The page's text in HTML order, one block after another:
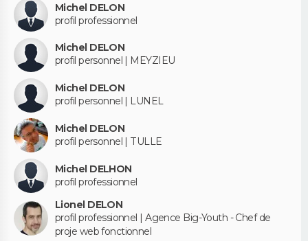
Michel DELON
profil professionnel
Michel DELON
profil personnel | MEYZIEU
Michel DELON
profil personnel | LUNEL
Michel DELON
profil personnel | TULLE
Michel DELHON
profil professionnel
Lionel DELON
profil professionnel | Agence Big-Youth - Chef de
proje web fonctionnel